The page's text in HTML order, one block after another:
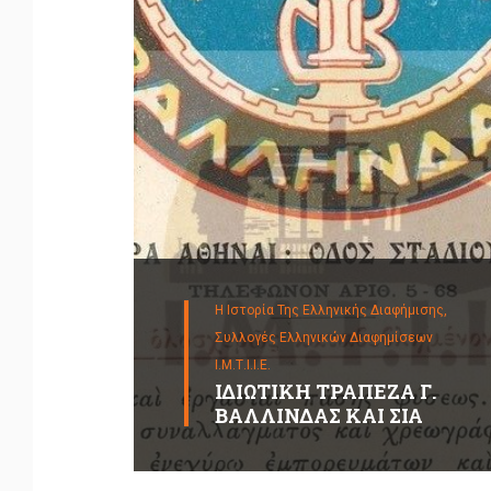
Η Ιστορία Της Ελληνικής Διαφήμισης,
Συλλογές Ελληνικών Διαφημίσεων
Ι.Μ.Τ.Ι.Ι.Ε.
ΙΔΙΩΤΙΚΗ ΤΡΑΠΕΖΑ Γ.
ΒΑΛΛΙΝΔΑΣ ΚΑΙ ΣΙΑ